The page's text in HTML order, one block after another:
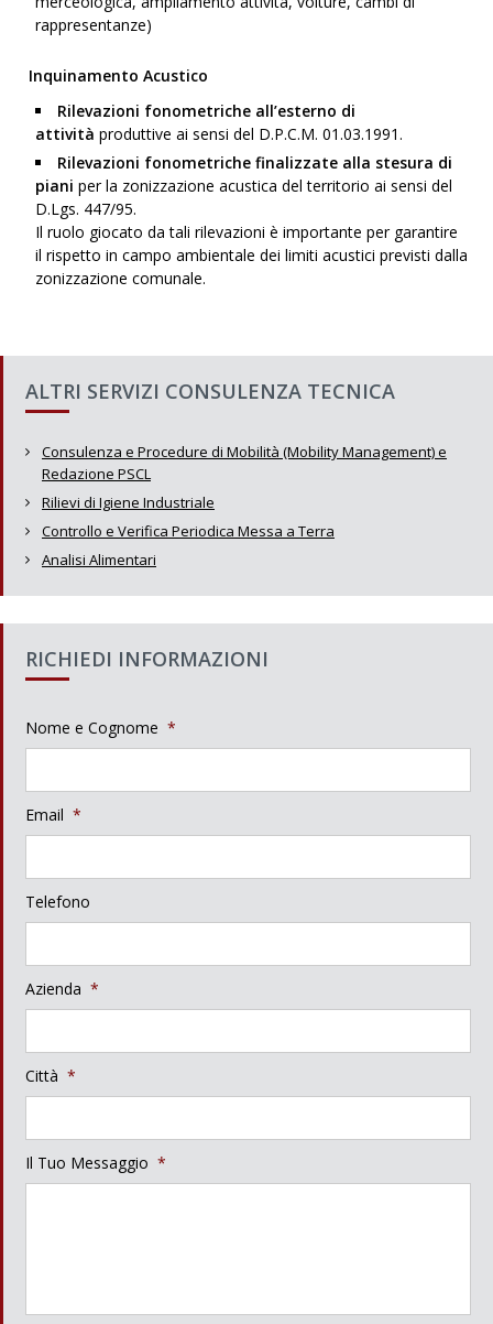
rappresentanze)
Inquinamento Acustico
Rilevazioni fonometriche all’esterno di
attivitàproduttive ai sensi del D.P.C.M. 01.03.1991.
Rilevazioni fonometriche finalizzate alla stesura di
piani per la zonizzazione acustica del territorio ai sensi del
D.Lgs. 447/95.
Il ruolo giocato da tali rilevazioni è importante per garantire
il rispetto in campo ambientale dei limiti acustici previsti dalla
zonizzazione comunale.
ALTRI SERVIZI CONSULENZA TECNICA
Consulenza e Procedure di Mobilità (Mobility Management) e
Redazione PSCL
Rilievi di Igiene Industriale
Controllo e Verifica Periodica Messa a Terra
Analisi Alimentari
RICHIEDI INFORMAZIONI
Nome e Cognome *
Email *
Telefono
Azienda *
Città *
Il Tuo Messaggio *